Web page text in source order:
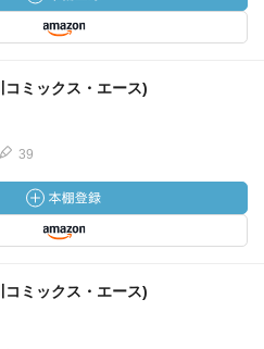
ミックス・エース)
39
ミックス・エース)